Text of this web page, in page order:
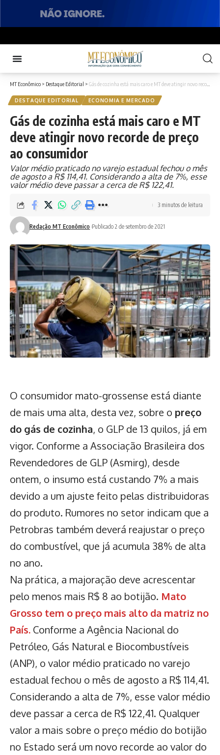
MT Econômico > Destaque Editorial > Gás de cozinha está mais caro e MT deve atingir novo recorde de preço ao consumidor
DESTAQUE EDITORIAL ECONOMIA E MERCADO
Gás de cozinha está mais caro e MT
deve atingir novo recorde de preço
ao consumidor
Valor médio praticado no varejo estadual fechou o mês
de agosto a R$ 114,41. Considerando a alta de 7%, esse
valor médio deve passar a cerca de R$ 122,41.
Redação MT Econômico Publicado 2 de setembro de 2021
3 minutos de leitura
O consumidor mato-grossense está diante
de mais uma alta, desta vez, sobre o preço
do gás de cozinha, o GLP de 13 quilos, já em
vigor. Conforme a Associação Brasileira dos
Revendedores de GLP (Asmirg), desde
ontem, o insumo está custando 7% a mais
devido a um ajuste feito pelas distribuidoras
do produto. Rumores no setor indicam que a
Petrobras também deverá reajustar o preço
do combustível, que já acumula 38% de alta
no ano.
Na prática, a majoração deve acrescentar
pelo menos mais R$ 8 ao botijão. Mato
Grosso tem o preço mais alto da matriz no
País. Conforme a Agência Nacional do
Petróleo, Gás Natural e Biocombustíveis
(ANP), o valor médio praticado no varejo
estadual fechou o mês de agosto a R$ 114,41.
Considerando a alta de 7%, esse valor médio
deve passar a cerca de R$ 122,41. Qualquer
valor a mais sobre o preço médio do botijão
no Estado será um novo recorde ao valor do